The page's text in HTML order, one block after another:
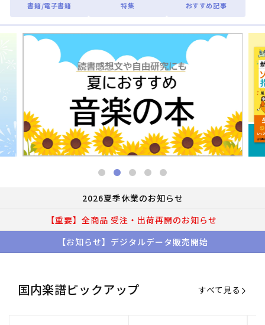
書籍/電子書籍 特集 おすすめ記事
2026夏季休業のお知らせ
【重要】全商品 受注・出荷再開のお知らせ
【お知らせ】デジタルデータ販売開始
国内楽譜ピックアップ すべて見る